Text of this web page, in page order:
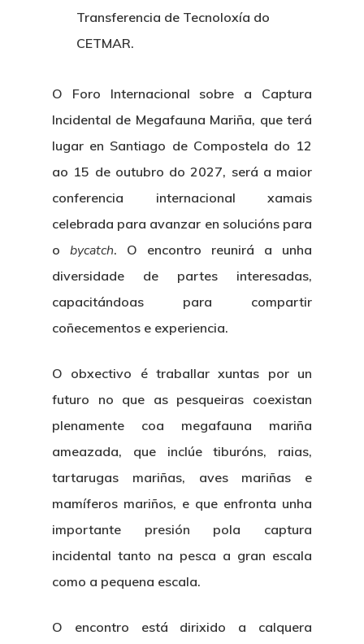
Transferencia de Tecnoloxía do
CETMAR.
O Foro Internacional sobre a Captura
Incidental de Megafauna Mariña, que terá
lugar en Santiago de Compostela do 12
ao 15 de outubro do 2027, será a maior
conferencia internacional xamais
celebrada para avanzar en solucións para
o bycatch. O encontro reunirá a unha
diversidade de partes interesadas,
capacitándoas para compartir
coñecementos e experiencia.
O obxectivo é traballar xuntas por un
futuro no que as pesqueiras coexistan
plenamente coa megafauna mariña
ameazada, que inclúe tiburóns, raias,
tartarugas mariñas, aves mariñas e
mamíferos mariños, e que enfronta unha
importante presión pola captura
incidental tanto na pesca a gran escala
como a pequena escala.
O encontro está dirixido a calquera